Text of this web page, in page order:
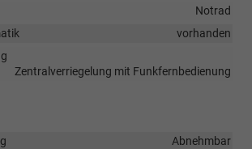
Notrad
vorhanden
Zentralverriegelung mit Funkfernbedienung
Abnehmbar